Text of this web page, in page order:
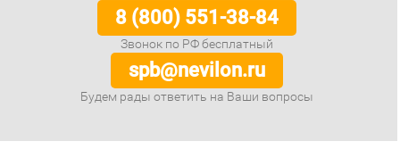
8 (800) 551-38-84
Звонок по РФ бесплатный
spb@nevilon.ru
Будем рады ответить на Ваши вопросы